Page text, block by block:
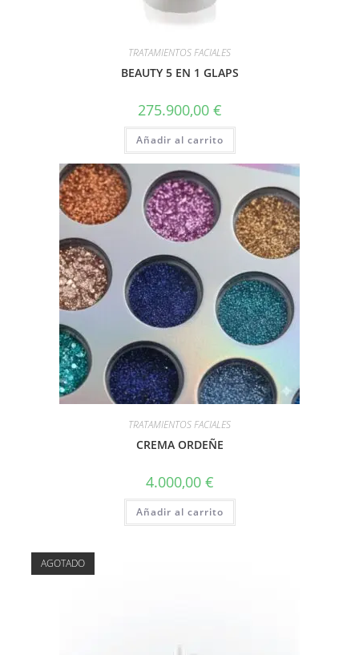
TRATAMIENTOS FACIALES
BEAUTY 5 EN 1 GLAPS
275.900,00 €
Añadir al carrito
TRATAMIENTOS FACIALES
CREMA ORDEÑE
4.000,00 €
Añadir al carrito
AGOTADO